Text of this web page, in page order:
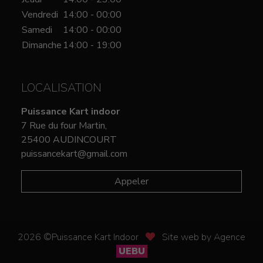
Vendredi 14:00 - 00:00
Samedi
14:00 - 00:00
Dimanche 14:00 - 19:00
LOCALISATION
Puissance Kart indoor
7 Rue du four Martin,
25400 AUDINCOURT
puissancekart@gmail.com
Appeler
2026 ©Puissance Kart Indoor
Site web by Agence
UEBU